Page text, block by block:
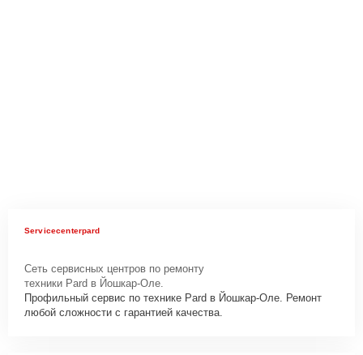
Servicecenterpard
Сеть сервисных центров по ремонту
техники Pard в Йошкар-Оле.
Профильный сервис по технике Pard в Йошкар-Оле. Ремонт
любой сложности с гарантией качества.